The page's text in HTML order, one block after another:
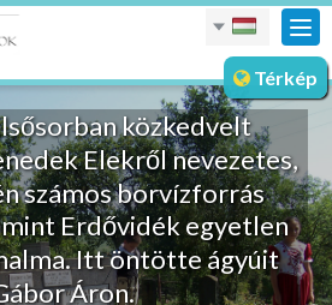
Térkép
közkedvelt
Elekről nevezetes,
számos borvízforrás
Erdővidék egyetlen
Itt öntötte ágyúit
Áron.